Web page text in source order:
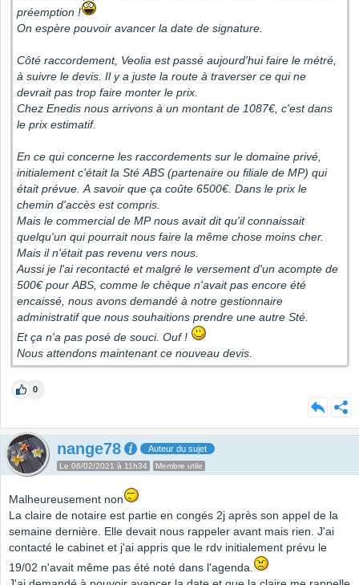
préemption !
On espère pouvoir avancer la date de signature.
Côté raccordement, Veolia est passé aujourd'hui faire le métré,
à suivre le devis. Il y a juste la route à traverser ce qui ne
devrait pas trop faire monter le prix.
Chez Enedis nous arrivons à un montant de 1087€, c'est dans
le prix estimatif.
En ce qui concerne les raccordements sur le domaine privé,
initialement c'était la Sté ABS (partenaire ou filiale de MP) qui
était prévue. A savoir que ça coûte 6500€. Dans le prix le
chemin d'accès est compris.
Mais le commercial de MP nous avait dit qu'il connaissait
quelqu'un qui pourrait nous faire la même chose moins cher.
Mais il n'était pas revenu vers nous.
Aussi je l'ai recontacté et malgré le versement d'un acompte de
500€ pour ABS, comme le chèque n'avait pas encore été
encaissé, nous avons demandé à notre gestionnaire
administratif que nous souhaitions prendre une autre Sté.
Et ça n'a pas posé de souci. Ouf !
Nous attendons maintenant ce nouveau devis.
0
nange78 Auteur du sujet
Le 06/02/2021 à 11h34 Membre utile
Malheureusement non
La claire de notaire est partie en congés 2j après son appel de la
semaine dernière. Elle devait nous rappeler avant mais rien. J'ai
contacté le cabinet et j'ai appris que le rdv initialement prévu le
19/02 n'avait même pas été noté dans l'agenda.